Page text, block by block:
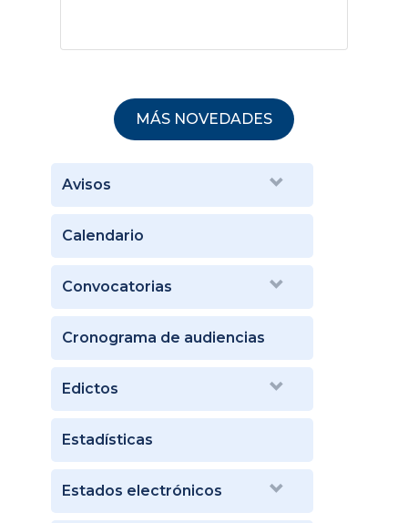
MÁS NOVEDADES
Avisos
Calendario
Convocatorias
Cronograma de audiencias
Edictos
Estadísticas
Estados electrónicos